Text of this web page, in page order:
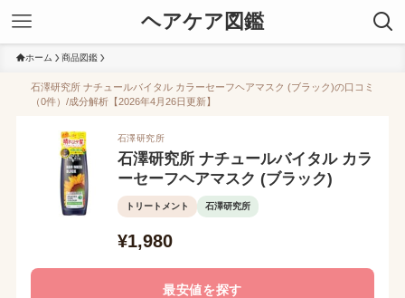
ヘアケア図鑑
ホーム 商品図鑑
石澤研究所 ナチュールバイタル カラーセーフヘアマスク (ブラック)の口コミ
（0件）/成分解析【2026年4月26日更新】
石澤研究所
石澤研究所 ナチュールバイタル カラ
ーセーフヘアマスク (ブラック)
トリートメント 石澤研究所
¥1,980
最安値を探す